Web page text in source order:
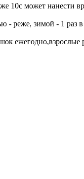
10c может нанести
- реже, зимой - 1 раз
ежегодно,взрослые